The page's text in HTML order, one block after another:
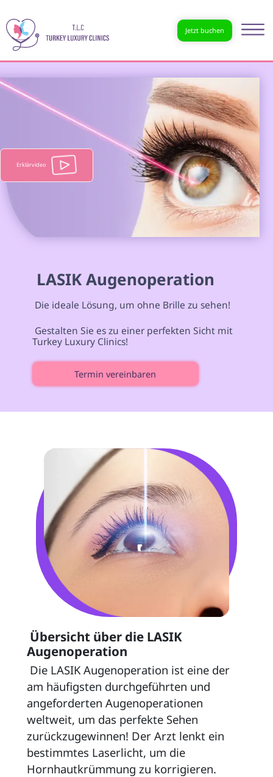
Jetzt buchen
LASIK Augenoperation
Die ideale Lösung, um ohne Brille zu sehen!
Turkey Luxury Clinics!
Termin vereinbaren
Erklärvideo
Augenoperation
am häufigsten durchgeführten und
angeforderten Augenoperationen
weltweit, um das perfekte Sehen
zurückzugewinnen! Der Arzt lenkt ein
bestimmtes Laserlicht, um die
Hornhautkrümmung zu korrigieren.